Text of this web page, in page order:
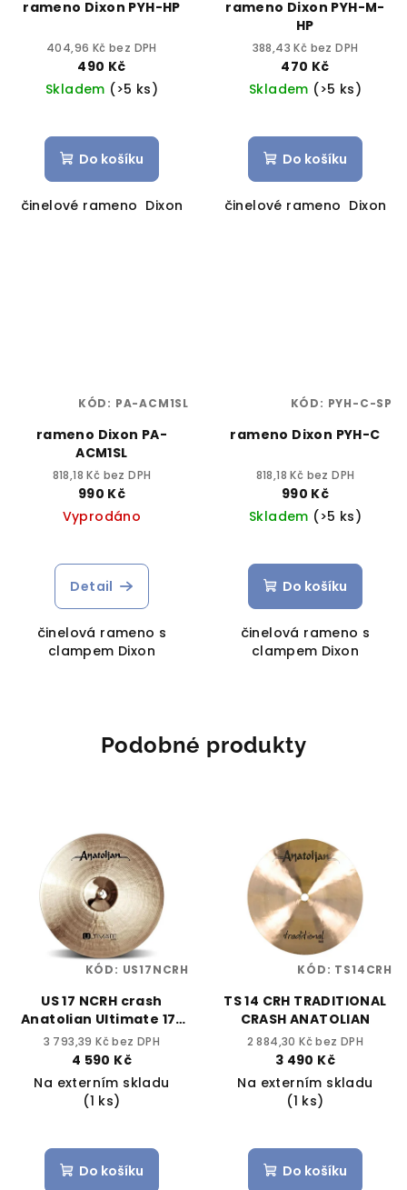
rameno Dixon PYH-HP
404,96 Kč bez DPH
490 Kč
Skladem (>5 ks)
Do košíku
činelové rameno Dixon
rameno Dixon PYH-M-
HP
388,43 Kč bez DPH
470 Kč
Skladem (>5 ks)
Do košíku
činelové rameno Dixon
rameno Dixon PA-
ACM1SL
818,18 Kč bez DPH
990 Kč
Vyprodáno
Detail
činelová rameno s
clampem Dixon
KÓD: PA-ACM1SL
rameno Dixon PYH-C
818,18 Kč bez DPH
990 Kč
Skladem (>5 ks)
Do košíku
činelová rameno s
clampem Dixon
KÓD: PYH-C-SP
Podobné produkty
US 17 NCRH crash
Anatolian Ultimate 17"
natural
3 793,39 Kč bez DPH
4 590 Kč
Na externím skladu
(1 ks)
Do košíku
KÓD: US17NCRH
TS 14 CRH TRADITIONAL
CRASH ANATOLIAN
2 884,30 Kč bez DPH
3 490 Kč
Na externím skladu
(1 ks)
Do košíku
KÓD: TS14CRH